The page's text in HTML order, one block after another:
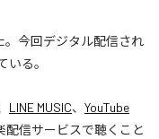
。今回デジタル配信され
いる。
LINE MUSIC、 YouTube
配信サービスで聴くこと